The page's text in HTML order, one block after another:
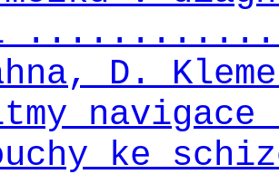
D.
ke